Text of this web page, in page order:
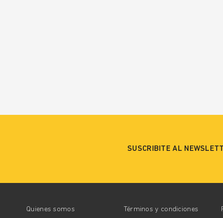
SUSCRIBITE AL
Quienes somos Términos y condiciones